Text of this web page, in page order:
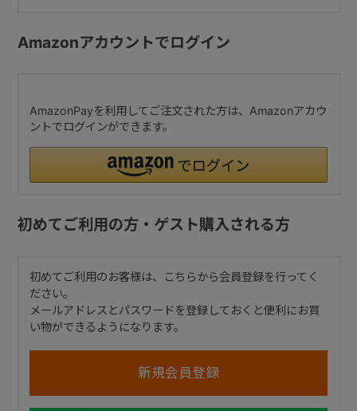
Amazonアカウントでログイン
AmazonPayを利用してご注文された方は、Amazonアカウ
ントでログインができます。
初めてご利用の方・ゲスト購入される方
初めてご利用のお客様は、こちらから会員登録を行ってく
ださい。
メールアドレスとパスワードを登録しておくと便利にお買
い物ができるようになります。